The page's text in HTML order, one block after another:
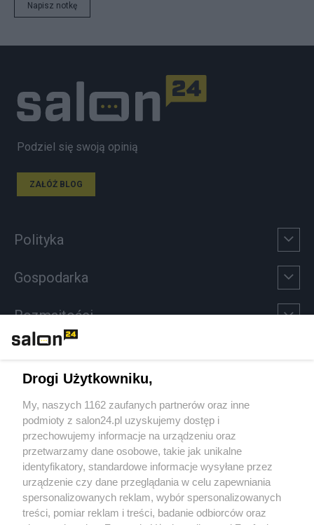
Napisz notkę
Podziel się swoją opinią
ZAŁÓŻ BLOG
Polityka
Gospodarka
Rozmaitości
Sport
Społeczeństwo
Kultura
Drogi Użytkowniku,
My, naszych 1162 zaufanych partnerów oraz inne
podmioty z salon24.pl uzyskujemy dostęp i
przechowujemy informacje na urządzeniu oraz
przetwarzamy dane osobowe, takie jak unikalne
identyfikatory, standardowe informacje wysyłane przez
urządzenie czy dane przeglądania w celu zapewniania
spersonalizowanych reklam, wybór spersonalizowanych
treści, pomiar reklam i treści, badanie odbiorców oraz